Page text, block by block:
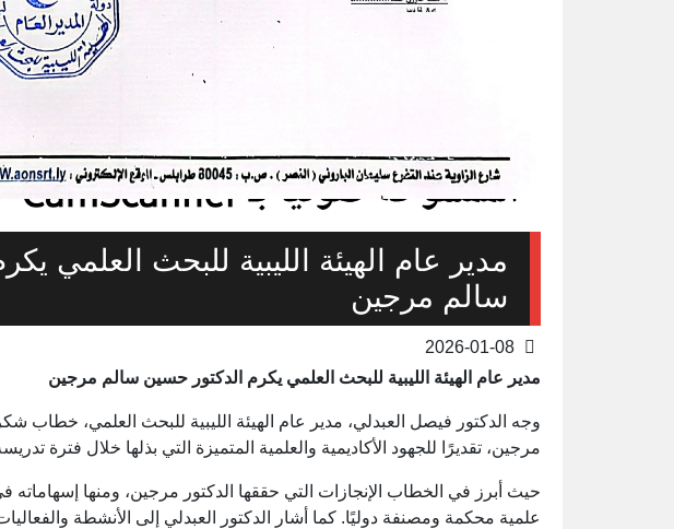
مدير عام الهيئة الليبية للبحث العلمي
سالم مرجين
مدير عام الهيئة الليبية للبحث العلمي يكرم الدكتور حسين سالم مرجين
وجه الدكتور فيصل العبدلي، مدير عام الهيئة الليبية للبحث العلمي، خطاب
مرجين، تقديرًا للجهود الأكاديمية والعلمية المتميزة التي بذلها خلال فترة
حيث أبرز في الخطاب الإنجازات التي حققها الدكتور مرجين، ومنها
علمية محكمة ومصنفة دوليًا. كما أشار الدكتور العبدلي إلى الأنشطة